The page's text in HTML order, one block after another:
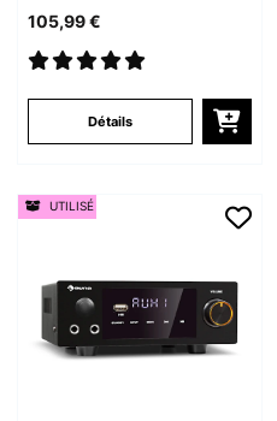
105,99 €
Détails
UTILISÉ